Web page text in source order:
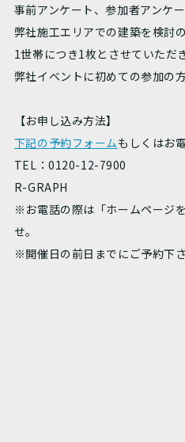
事前アンケート、参加者アンケ
弊社施工エリアでの建築を検討
1世帯につき1枚とさせていただ
弊社イベントに初めての参加の
【お申し込み方法】
下記の予約フォームもしくはお
TEL：0120-12-7900
R-GRAPH
※お電話の際は「ホームページ
せ。
※開催日の前日までにご予約下さ